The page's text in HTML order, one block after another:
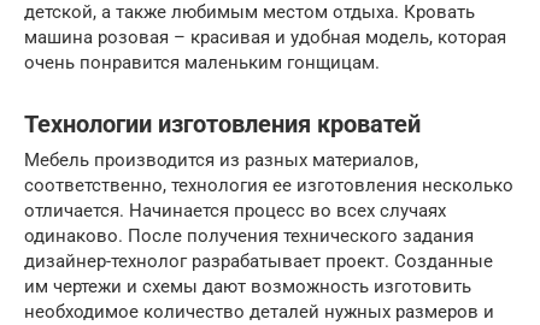
детской, а также любимым местом отдыха. Кровать
машина розовая – красивая и удобная модель, которая
очень понравится маленьким гонщицам.
Технологии изготовления кроватей
Мебель производится из разных материалов,
соответственно, технология ее изготовления несколько
отличается. Начинается процесс во всех случаях
одинаково. После получения технического задания
дизайнер-технолог разрабатывает проект. Созданные
им чертежи и схемы дают возможность изготовить
необходимое количество деталей нужных размеров и